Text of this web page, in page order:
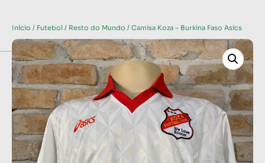
Início / Futebol / Resto do Mundo / Camisa Koza – Burkina Faso Asics